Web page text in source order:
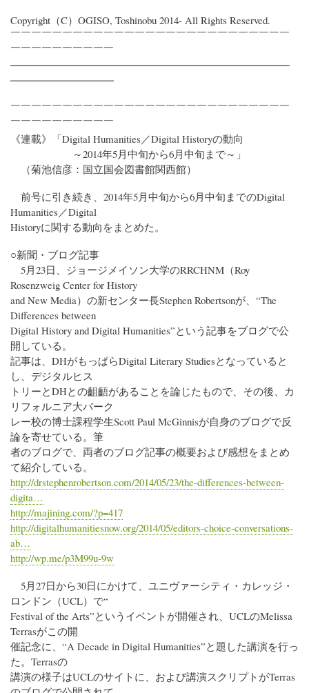
Copyright（C）OGISO, Toshinobu 2014- All Rights Reserved.
￣￣￣￣￣￣￣￣￣￣￣￣￣￣￣￣￣￣￣￣￣￣￣￣￣￣￣
￣￣￣￣￣￣￣￣￣￣
━━━━━━━━━━━━━━━━━━━━━━━━━━━
━━━━━━━━━━
￣￣￣￣￣￣￣￣￣￣￣￣￣￣￣￣￣￣￣￣￣￣￣￣￣￣￣
￣￣￣￣￣￣￣￣￣￣
《連載》「Digital Humanities／Digital Historyの動向
～2014年5月中旬から6月中旬まで～」
（菊池信彦：国立国会図書館関西館）
前号に引き続き、2014年5月中旬から6月中旬までのDigital
Humanities／Digital
Historyに関する動向をまとめた。
○新聞・ブログ記事
5月23日、ジョージメイソン大学のRRCHNM（Roy
Rosenzweig Center for History
and New Media）の新センター長Stephen Robertsonが、“The
Differences between
Digital History and Digital Humanities”という記事をブログで公
開している。
記事は、DHがもっぱらDigital Literary Studiesとなっていると
し、デジタルヒス
トリーとDHとの齟齬があることを論じたもので、その後、カ
リフォルニア大バーク
レー校の博士課程学生Scott Paul McGinnisが自身のブログで反
論を寄せている。筆
者のブログで、両者のブログ記事の概要および感想をまとめ
て紹介している。
http://drstephenrobertson.com/2014/05/23/the-differences-between-
digita…
http://majining.com/?p=417
http://digitalhumanitiesnow.org/2014/05/editors-choice-conversations-
ab…
http://wp.me/p3M99u-9w
5月27日から30日にかけて、ユニヴァーシティ・カレッジ・
ロンドン（UCL）で“
Festival of the Arts”というイベントが開催され、UCLのMelissa
Terrasがこの開
催記念に、“A Decade in Digital Humanities”と題した講演を行っ
た。Terrasの
講演の様子はUCLのサイトに、および講演スクリプトがTerras